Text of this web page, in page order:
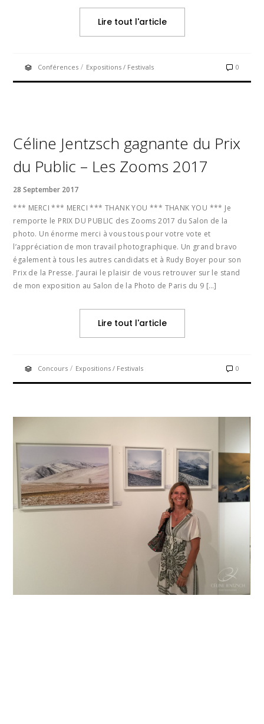
Lire tout l'article
Conférences / Expositions / Festivals 0
Céline Jentzsch gagnante du Prix
du Public – Les Zooms 2017
28 September 2017
*** MERCI *** MERCI *** THANK YOU *** THANK YOU *** Je
remporte le PRIX DU PUBLIC des Zooms 2017 du Salon de la
photo. Un énorme merci à vous tous pour votre vote et
l’appréciation de mon travail photographique. Un grand bravo
également à tous les autres candidats et à Rudy Boyer pour son
Prix de la Presse. J’aurai le plaisir de vous retrouver sur le stand
de mon exposition au Salon de la Photo de Paris du 9 […]
Lire tout l'article
Concours / Expositions / Festivals 0